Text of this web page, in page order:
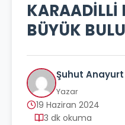
KARAADİLLİ
BÜYÜK
Şuhut
Yazar
19 Haziran 2024
3 dk okuma